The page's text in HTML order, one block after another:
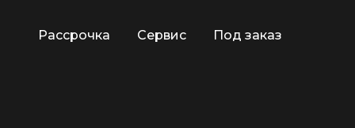
Рассрочка Сервис Под заказ